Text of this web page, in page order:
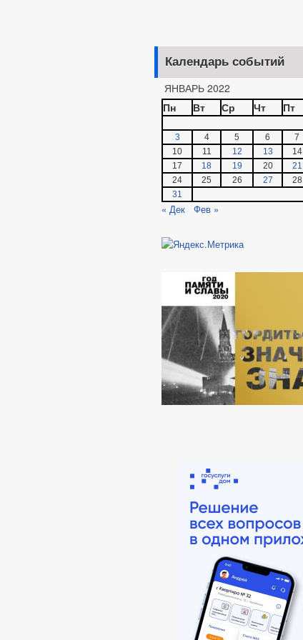
Календарь событий
ЯНВАРЬ 2022
Пн
Вт Ср Чт Пт
3
4 5 6 7
10
11 12 13 14
17
18 19 20 21
24
25 26 27 28
31
« Дек Фев »